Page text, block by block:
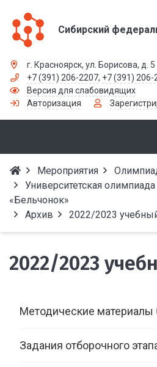
Сибирский
г. Красноярск, ул. Борисова, д. 5
+7 (391) 206-2207, +7 (391) 206-
Версия для слабовидящих
Авторизация
Мероприятия
Университетская
«Бельчонок»
Архив
2022/2023
2022/2023
Методические материалы
Задания отборочного